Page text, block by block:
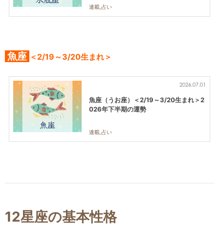
連載,占い
魚座 ＜2/19～3/20生まれ＞
2026.07.01
魚座（うお座）＜2/19～3/20生まれ＞2
026年下半期の運勢
連載,占い
12星座の基本性格